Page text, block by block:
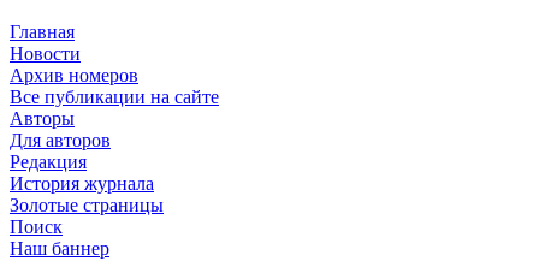
Главная
Новости
Архив номеров
Все публикации на сайте
Авторы
Для авторов
Редакция
История журнала
Золотые страницы
Поиск
Наш баннер